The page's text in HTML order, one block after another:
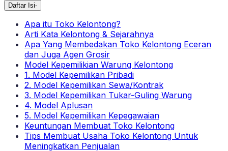
Daftar Isi-
Apa itu Toko Kelontong?
Arti Kata Kelontong & Sejarahnya
Apa Yang Membedakan Toko Kelontong Eceran
dan Juga Agen Grosir
Model Kepemilikian Warung Kelontong
1. Model Kepemilikan Pribadi
2. Model Kepemilikan Sewa/Kontrak
3. Model Kepemilikan Tukar-Guling Warung
4. Model Aplusan
5. Model Kepemilikan Kepegawaian
Keuntungan Membuat Toko Kelontong
Tips Membuat Usaha Toko Kelontong Untuk
Meningkatkan Penjualan